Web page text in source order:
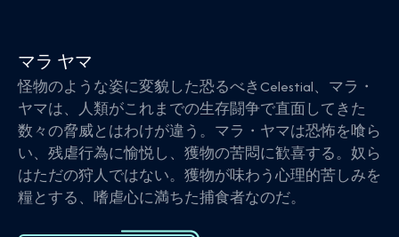
マラ ヤマ
怪物のような姿に変貌した恐るべきCelestial、マラ・
ヤマは、人類がこれまでの生存闘争で直面してきた
数々の脅威とはわけが違う。マラ・ヤマは恐怖を喰ら
い、残虐行為に愉悦し、獲物の苦悶に歓喜する。奴ら
はただの狩人ではない。獲物が味わう心理的苦しみを
糧とする、嗜虐心に満ちた捕食者なのだ。